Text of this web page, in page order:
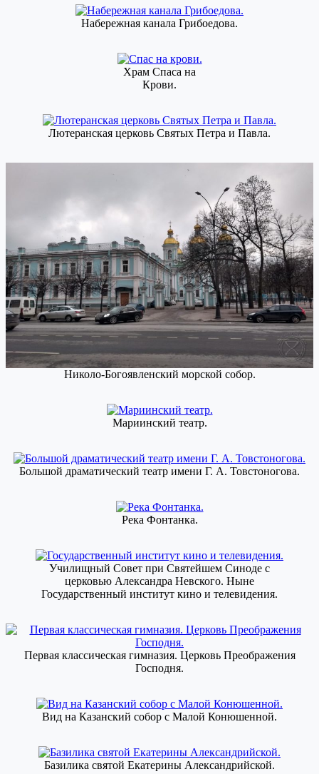
Набережная канала Грибоедова.
Храм Спаса на
Крови.
Лютеранская церковь Святых Петра и Павла.
Николо-Богоявленский морской собор.
Мариинский театр.
Большой драматический театр имени Г. А. Товстоногова.
Река Фонтанка.
Училищный Совет при Святейшем Синоде с
церковью Александра Невского. Ныне
Государственный институт кино и телевидения.
Первая классическая гимназия. Церковь Преображения
Господня.
Вид на Казанский собор с Малой Конюшенной.
Базилика святой Екатерины Александрийской.